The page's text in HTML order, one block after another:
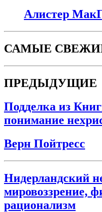
Алистер
САМЫЕ
ПРЕДЫДУЩИЕ
Подделка из
понимание
Верн Пойтресс
Нидерландский
мировоззрение,
рационализм